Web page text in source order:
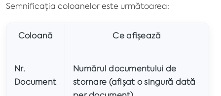
Semnificația coloanelor este următoarea:
Coloană Ce afișează
Nr.
Document
Numărul documentului de
stornare (afișat o singură dată